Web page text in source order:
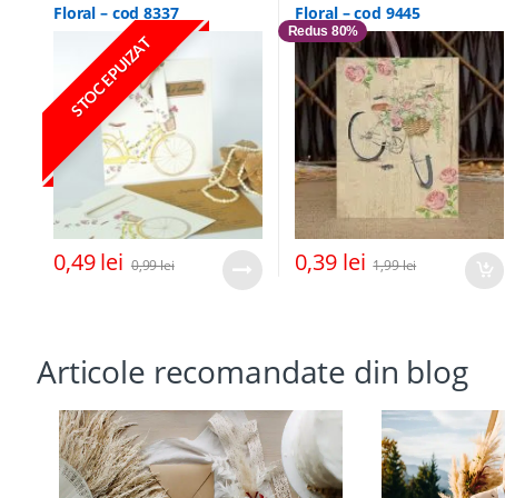
Floral – cod 8337
STOC EPUIZAT
0,49lei 0,99lei
Floral – cod 9445
Redus 80%
0,39 lei 1,99lei
Articole recomandate din blog